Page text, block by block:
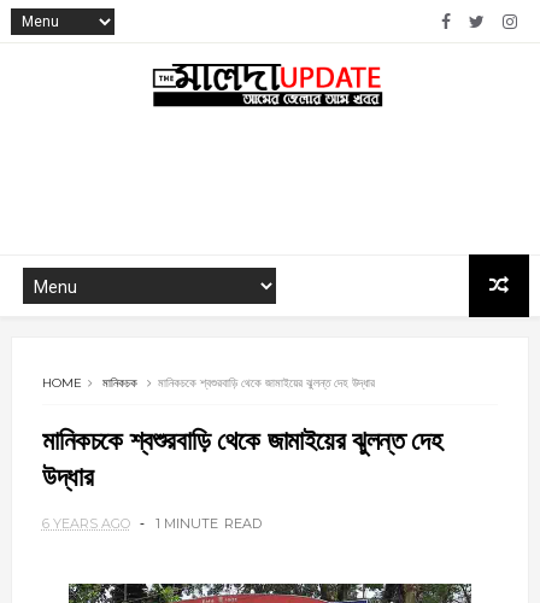
HOME মানিকচক মানিকচকে শ্বশুরবাড়ি থেকে জামাইয়ের ঝুলন্ত দেহ উদ্ধার
মানিকচকে শ্বশুরবাড়ি থেকে জামাইয়ের ঝুলন্ত দেহ
উদ্ধার
6 YEARS AGO 1 MINUTE READ